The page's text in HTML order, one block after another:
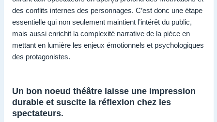
des conflits internes des personnages. C’est donc une étape
essentielle qui non seulement maintient l’intérêt du public,
mais aussi enrichit la complexité narrative de la pièce en
mettant en lumière les enjeux émotionnels et psychologiques
des protagonistes.
Un bon noeud théâtre laisse une impression
durable et suscite la réflexion chez les
spectateurs.